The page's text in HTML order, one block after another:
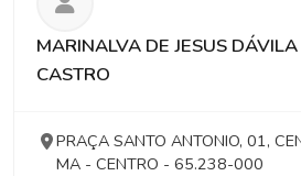
MARINALVA DE JESUS
CASTRO
PRAÇA SANTO ANTONIO, 01,
MA - CENTRO - 65.238-000